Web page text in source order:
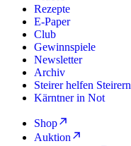
Rezepte
E-Paper
Club
Gewinnspiele
Newsletter
Archiv
Steirer helfen Steirern
Kärntner in Not
Shop
Auktion